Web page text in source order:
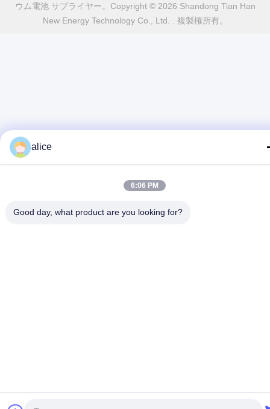
ウム電池 サプライヤー。Copyright © 2026 Shandong Tian Han
New Energy Technology Co., Ltd. . 複製権所有。
alice
6:06 PM
Good day, what product are you looking for?